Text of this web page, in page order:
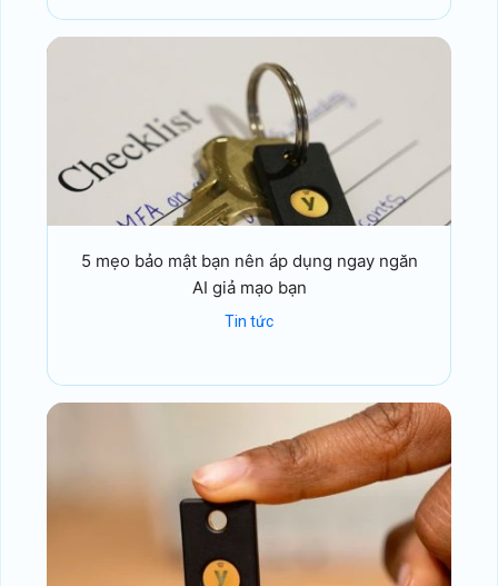
5 mẹo bảo mật bạn nên áp dụng ngay ngăn
AI giả mạo bạn
Tin tức